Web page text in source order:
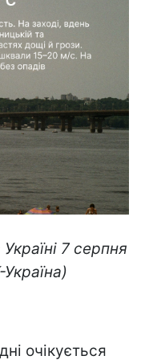
7 серпня
очікується